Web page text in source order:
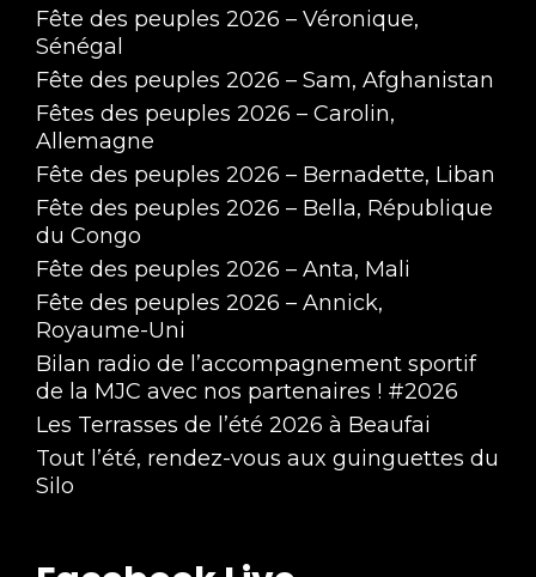
Fête des peuples 2026 – Véronique,
Sénégal
Fête des peuples 2026 – Sam, Afghanistan
Fêtes des peuples 2026 – Carolin,
Allemagne
Fête des peuples 2026 – Bernadette, Liban
Fête des peuples 2026 – Bella, République
du Congo
Fête des peuples 2026 – Anta, Mali
Fête des peuples 2026 – Annick,
Royaume-Uni
Bilan radio de l’accompagnement sportif
de la MJC avec nos partenaires ! #2026
Les Terrasses de l’été 2026 à Beaufai
Tout l’été, rendez-vous aux guinguettes du
Silo